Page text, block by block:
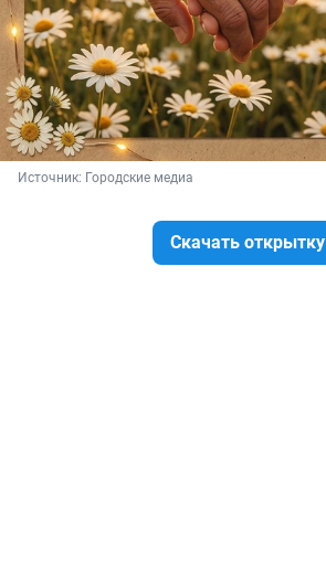
Источник: Городские медиа
Скачать открытку